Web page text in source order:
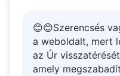
igaz.) Amikor
háza vásárolt
amikor pedig látják,
😊😊Szerencsés
a weboldalt, mert
az Úr
amely